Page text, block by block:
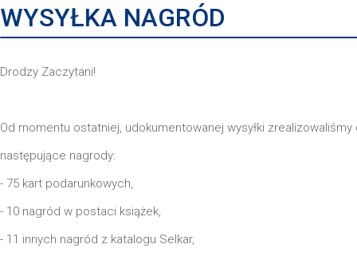
WYSYŁKA NAGRÓD
Drodzy Zaczytani!
Od momentu ostatniej, udokumentowanej wysyłki
następujące nagrody:
- 75 kart podarunkowych,
- 10 nagród w postaci książek,
- 11 innych nagród z katalogu Selkar,